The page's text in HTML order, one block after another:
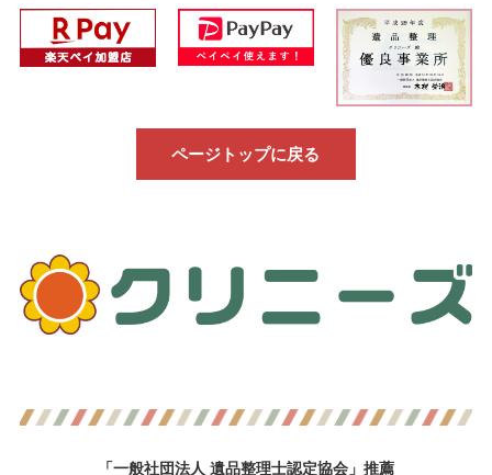
ページトップに戻る
「一般社団法人 遺品整理士認定協会」推薦